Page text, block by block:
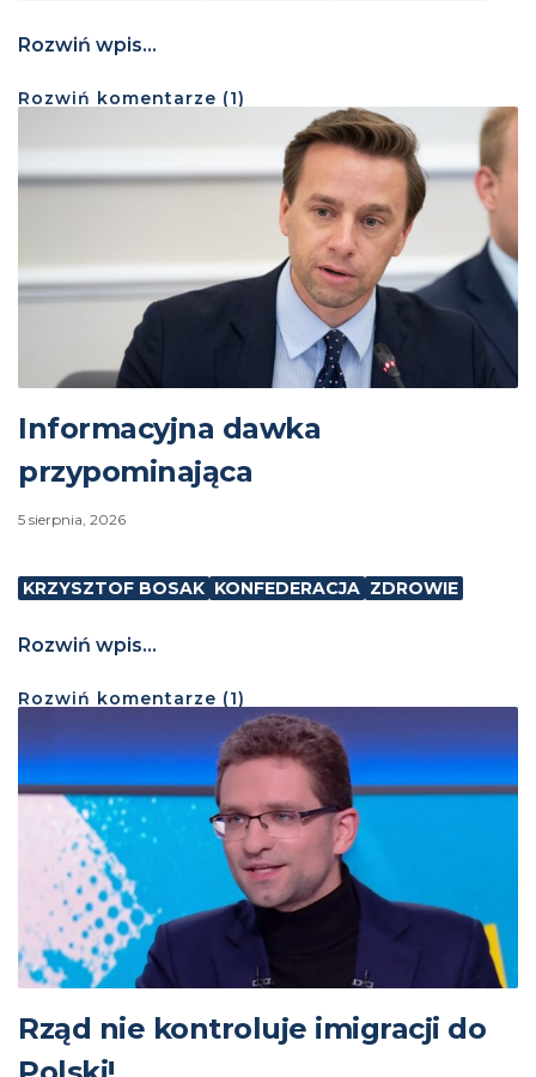
Rozwiń wpis...
Rozwiń komentarze (1)
Informacyjna dawka
przypominająca
5 sierpnia, 2026
KRZYSZTOF BOSAK KONFEDERACJA ZDROWIE
Rozwiń wpis...
Rozwiń komentarze (1)
Rząd nie kontroluje imigracji do